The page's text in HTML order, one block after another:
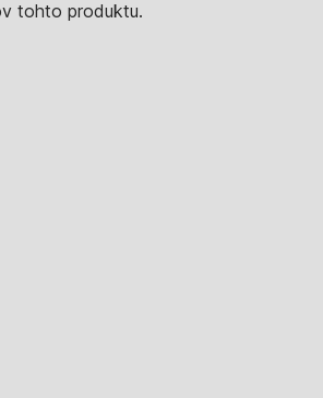
tohto produktu.